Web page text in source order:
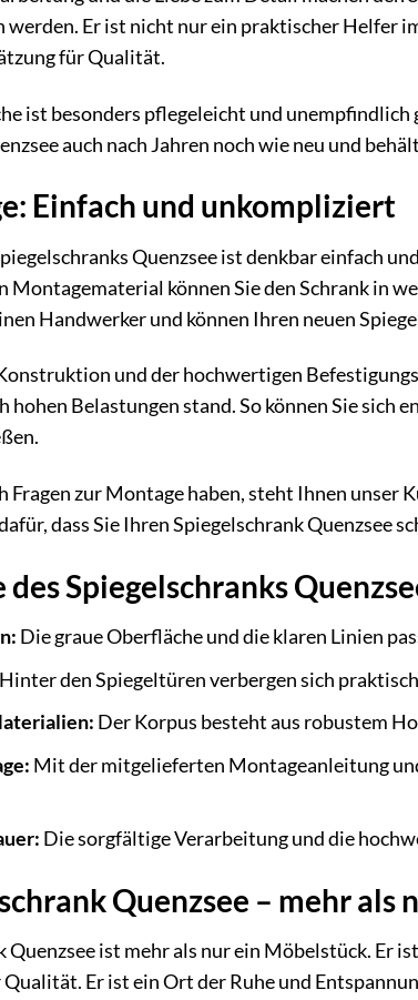
werden. Er ist nicht nur ein praktischer Helfer
für Qualität.
ist besonders pflegeleicht und
auch nach Jahren noch wie neu und
Einfach und unkompliziert
Quenzsee ist denkbar einfach
Montagematerial können Sie den Schrank in
Handwerker und können Ihren neuen
und der hochwertigen
hohen Belastungen stand. So können Sie sich
Fragen zur Montage haben, steht Ihnen unser
dass Sie Ihren Spiegelschrank Quenzsee
Spiegelschranks
Die graue Oberfläche und die klaren Linien
Hinter den Spiegeltüren verbergen sich
Der Korpus besteht aus robustem
Mit der mitgelieferten Montageanleitung
Die sorgfältige Verarbeitung und die
Quenzsee – mehr als
Quenzsee ist mehr als nur ein Möbelstück. Er
Er ist ein Ort der Ruhe und